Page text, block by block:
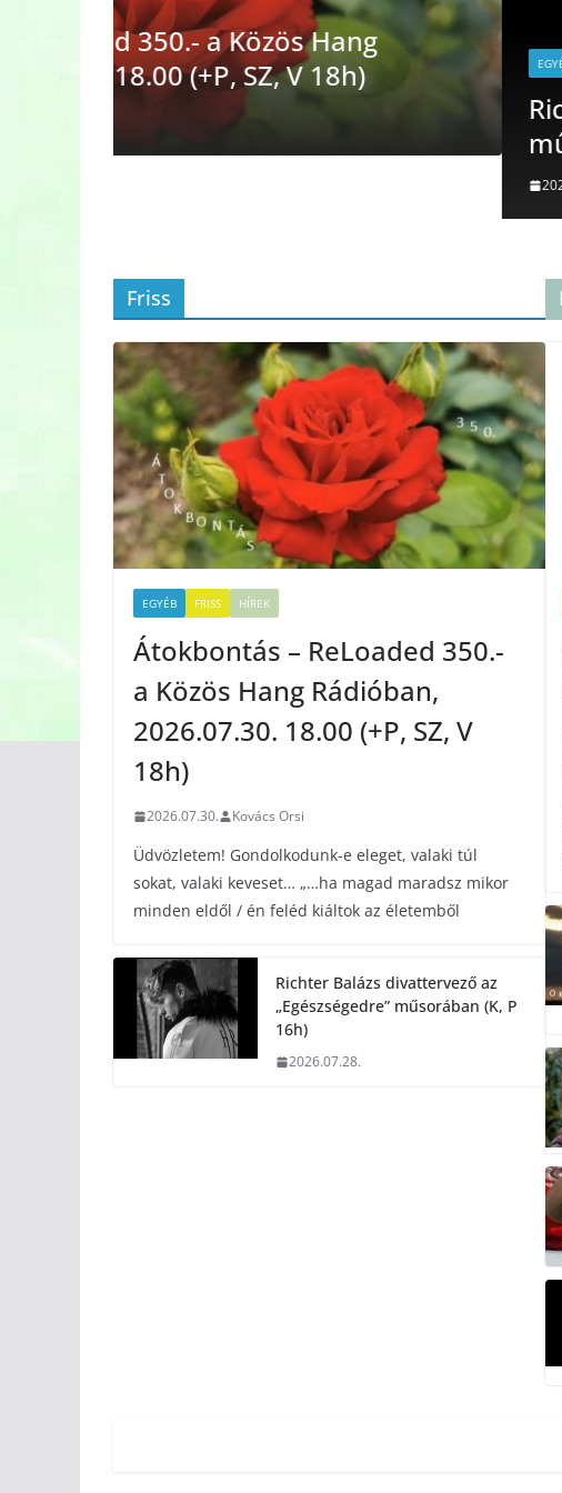
EGYÉB FRISS HÍREK
Richter Balázs divattervező az
Friss
EGYÉB FRISS HÍREK
Átokbontás – ReLoaded 350.-
a Közös Hang Rádióban,
2026.07.30. 18.00 (+P, SZ, V
18h)
2026.07.30. Kovács Orsi
Üdvözletem! Gondolkodunk-e eleget, valaki túl
sokat, valaki keveset… „…ha magad maradsz mikor
minden eldől / én feléd kiáltok az életemből
Richter Balázs divattervező az
„Egészségedre” műsorában (K, P
16h)
2026.07.28.